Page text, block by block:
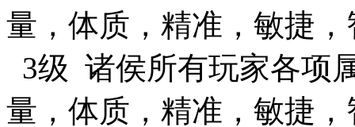
量，体质，精准，敏捷，
3级 诸侯所有玩家各项
量，体质，精准，敏捷，